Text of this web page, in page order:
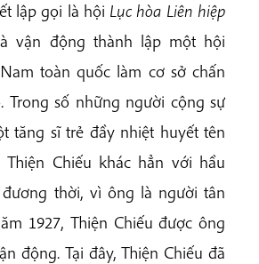
lập gọi là hội Lục hòa Liên hiệp
vận động thành lập một hội
toàn quốc làm cơ sở chấn
Trong số những người cộng sự
tăng sĩ trẻ đầy nhiệt huyết tên
Thiện Chiếu khác hẳn với hầu
thời, vì ông là người tân
1927, Thiện Chiếu được ông
động. Tại đây, Thiện Chiếu đã